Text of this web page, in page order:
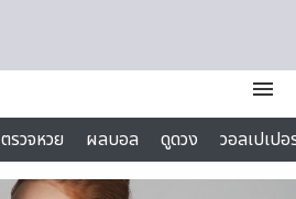
menu
ตรวจหวย ผลบอล ดูดวง
วอลเปเป